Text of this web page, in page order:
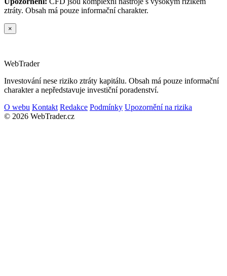
ztráty. Obsah má pouze informační charakter.
×
WebTrader
Investování nese riziko ztráty kapitálu. Obsah má pouze informační
charakter a nepředstavuje investiční poradenství.
O webu Kontakt Redakce Podmínky Upozornění na rizika
© 2026 WebTrader.cz